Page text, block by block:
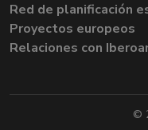
Red de planificación
Proyectos europeos
Relaciones con
©